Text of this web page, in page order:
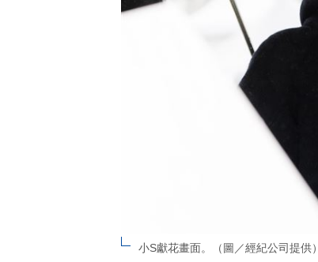
小S獻花畫面。（圖／經紀公司提供）